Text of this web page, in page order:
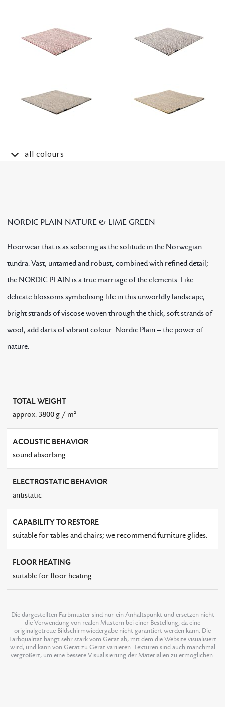
all colours
NORDIC PLAIN NATURE & LIME GREEN
Floorwear that is as sobering as the solitude in the Norwegian
tundra. Vast, untamed and robust, combined with refined detail;
the NORDIC PLAIN is a true marriage of the elements. Like
delicate blossoms symbolising life in this unworldly landscape,
bright strands of viscose woven through the thick, soft strands of
wool, add darts of vibrant colour. Nordic Plain – the power of
nature.
TOTAL WEIGHT
approx. 3800 g / m²
ACOUSTIC BEHAVIOR
sound absorbing
ELECTROSTATIC BEHAVIOR
antistatic
CAPABILITY TO RESTORE
suitable for tables and chairs; we recommend furniture glides.
FLOOR HEATING
suitable for floor heating
Die dargestellten Farbmuster sind nur ein Anhaltspunkt und ersetzen nicht
die Verwendung von realen Mustern bei einer Bestellung, da eine
originalgetreue Bildschirmwiedergabe nicht garantiert werden kann. Die
Farbqualität hängt sehr stark vom Gerät ab, mit dem die Website visualisiert
wird, und kann von Gerät zu Gerät variieren. Texturen sind auch manchmal
vergrößert, um eine bessere Visualisierung der Materialien zu ermöglichen.